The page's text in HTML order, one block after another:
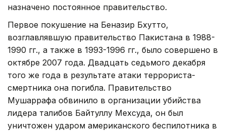
назначено постоянное правительство.
Первое покушение на Беназир Бхутто,
возглавлявшую правительство Пакистана в 1988-
1990 гг., а также в 1993-1996 гг., было совершено в
октябре 2007 года. Двадцать седьмого декабря
того же года в результате атаки террориста-
смертника она погибла. Правительство
Мушаррафа обвинило в организации убийства
лидера талибов Байтуллу Мехсуда, он был
уничтожен ударом американского беспилотника в